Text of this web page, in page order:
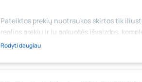
Pateiktos prekių nuotraukos skirtos tik
realios prekių ir jų pakuotės išvaizdos,
medžiaga su aprašymu) yra bendrinio
prašome vadovautis ta kaina, kuri galioja
Rodyti daugiau